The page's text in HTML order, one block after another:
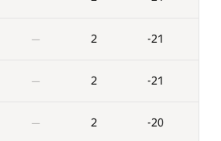
— 2 -21
— 2 -21
— 2 -20
114
3 129